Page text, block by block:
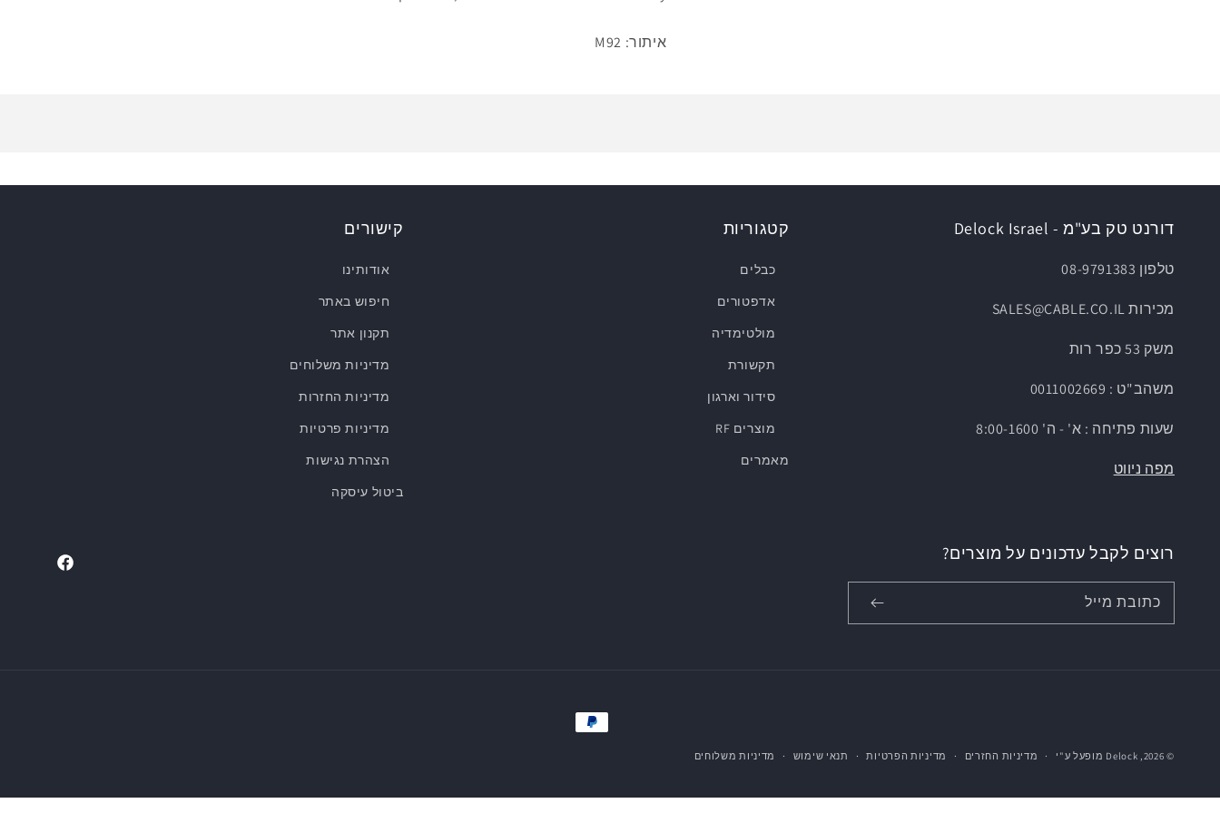
איתור: M92
קישורים
אודותינו
חיפוש באתר
תקנון אתר
מדיניות משלוחים
מדיניות החזרות
מדיניות פרטיות
הצהרת נגישות
ביטול עיסקה
קטגוריות
כבלים
אדפטורים
מולטימדיה
תקשורת
סידור וארגון
מוצרים RF
מאמרים
דורנט טק בע"מ - Delock Israel
טלפון 08-9791383
מכירות SALES@CABLE.CO.IL
משק 53 כפר רות
משהב"ט : 0011002669
שעות פתיחה : א' - ה' 8:00-1600
מפה ניווט
רוצים לקבל עדכונים על מוצרים?
כתובת מייל
Facebook
© 2026,
Delock מופעל ע"י מדיניות החזרים מדיניות הפרטיות תנאי שימוש מדיניות משלוחים